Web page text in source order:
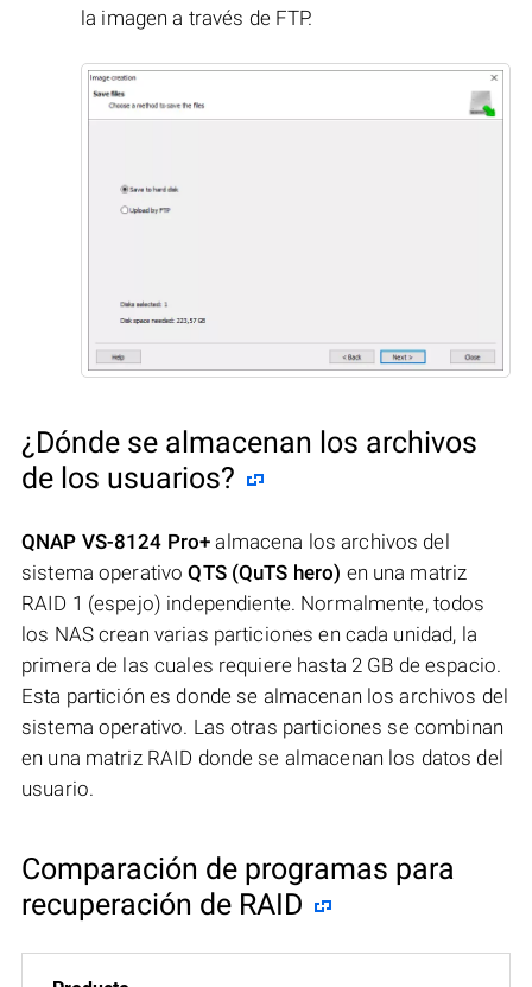
la imagen a través de FTP.
¿Dónde se almacenan los archivos
de los usuarios?
QNAP VS-8124 Pro+ almacena los archivos del
sistema operativoQTS (QuTS hero) en una matriz
RAID 1 (espejo) independiente. Normalmente, todos
los NAS crean varias particiones en cada unidad, la
primera de las cuales requiere hasta 2 GB de espacio.
Esta partición es donde se almacenan los archivos del
sistema operativo. Las otras particiones se combinan
en una matriz RAID donde se almacenan los datos del
usuario.
Comparación de programas para
recuperación de RAID